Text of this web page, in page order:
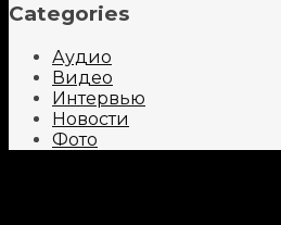
Categories
Аудио
Видео
Интервью
Новости
Фото